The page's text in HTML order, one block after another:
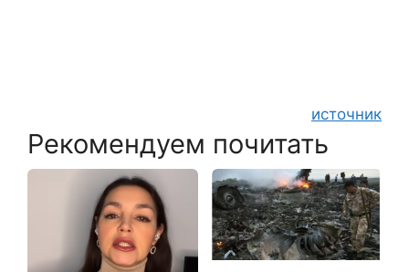
источник
Рекомендуем почитать